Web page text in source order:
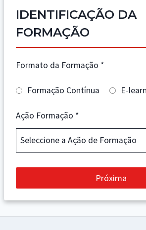
IDENTIFICAÇÃO DA
FORMAÇÃO
Formato da Formação *
Formação Contínua E-
Ação Formação *
Seleccione a Ação de Formação
Próxima